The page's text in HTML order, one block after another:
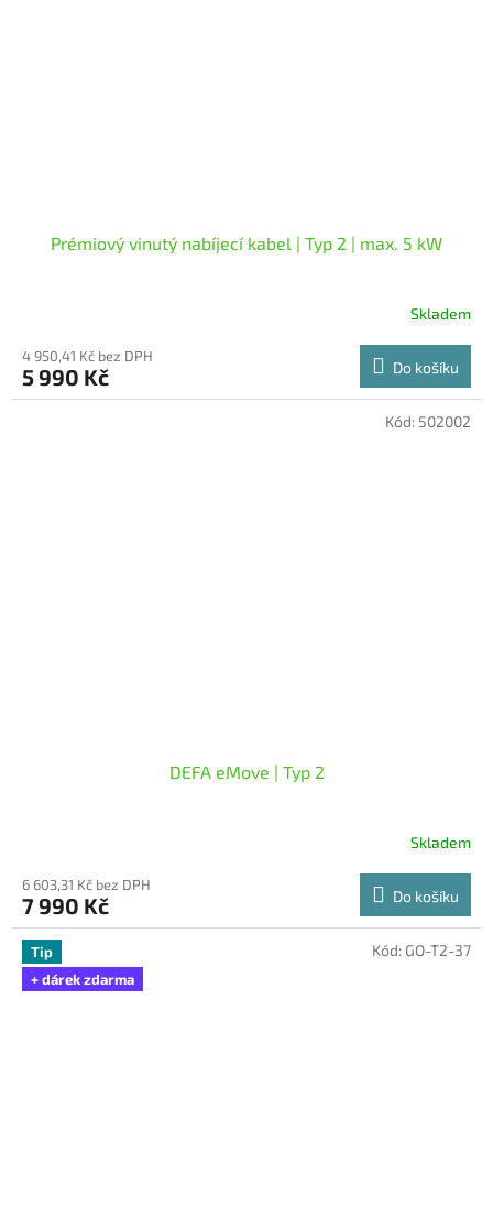
Prémiový vinutý nabíjecí kabel | Typ 2 | max. 5 kW
produktu
je
5,0
Skladem
4 950,41 Kč bez DPH
5 990 Kč Do košíku
DEFA eMove | Typ 2
Skladem
6 603,31 Kč bez DPH
7 990 Kč Do košíku
Kód: 502002
Tip
+ dárek zdarma
Kód: GO-T2-37